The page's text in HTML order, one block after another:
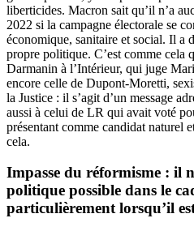
liberticides. Macron sait qu’il n’a
2022 si la campagne électorale se
économique, sanitaire et social. Il a
propre politique. C’est comme cela
Darmanin à l’Intérieur, qui juge
encore celle de Dupont-Moretti,
la Justice : il s’agit d’un message
aussi à celui de LR qui avait voté
présentant comme candidat naturel
cela.
Impasse du réformisme : il
politique possible dans le
particulièrement lorsqu’il